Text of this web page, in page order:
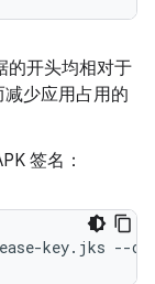
的开头均相对于
少应用占用的
签名：